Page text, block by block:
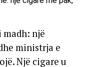
një
ministrja e
Një cigare u